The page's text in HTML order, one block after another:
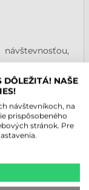
butik
DÔLEŽITÁ! NAŠE
návštevníkoch, na
prispôsobeného
stránok. Pre